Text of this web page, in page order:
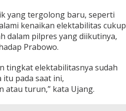
yang tergolong baru, seperti
kenaikan elektabilitas cukup
dalam pilpres yang diikutinya,
Prabowo.
tingkat elektabilitasnya sudah
itu pada saat ini,
atau turun,” kata Ujang.